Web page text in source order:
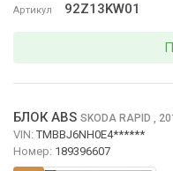
Артикул 92Z13KW01
БЛОК ABS SKODA RAPID ,
VIN: TMBBJ6NH0E4******
Номер: 189396607